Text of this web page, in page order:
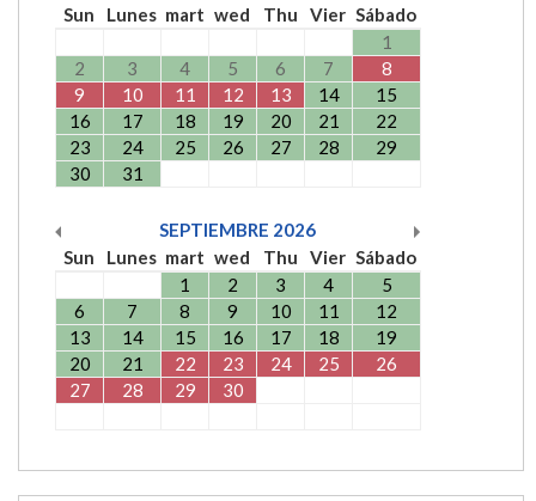
Sun
Lunes mart wed Thu Vier Sábado
1
2
3 4 5 6 7
8
9
10 11 12 13 14
15
16
17 18 19 20 21
22
23
24 25 26 27 28
29
30
31
SEPTIEMBRE 2026
Sun
Lunes mart wed Thu Vier Sábado
1
2 3 4
5
6
7 8 9 10 11
12
13
14 15 16 17 18
19
20
21 22 23 24 25
26
27
28 29 30